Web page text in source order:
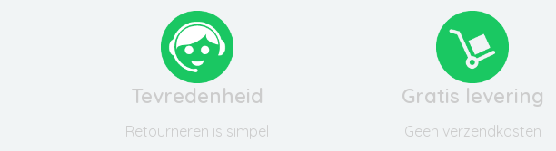
Tevredenheid
Retourneren is simpel
Gratis levering
Geen verzendkosten